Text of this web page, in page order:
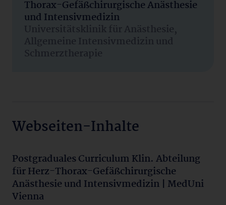
Thorax-Gefäßchirurgische Anästhesie
und Intensivmedizin
Universitätsklinik für Anästhesie,
Allgemeine Intensivmedizin und
Schmerztherapie
Webseiten-Inhalte
Postgraduales Curriculum Klin. Abteilung
für Herz-Thorax-Gefäßchirurgische
Anästhesie und Intensivmedizin | MedUni
Vienna